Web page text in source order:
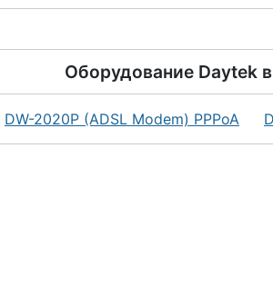
Оборудование Daytekв
DW-2020P (ADSL Modem) PPPoA